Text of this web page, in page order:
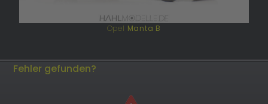
Opel Manta B
Fehler gefunden?